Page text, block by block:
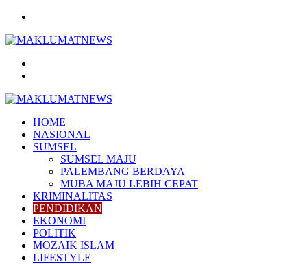
HOME
NASIONAL
SUMSEL
SUMSEL MAJU
PALEMBANG BERDAYA
MUBA MAJU LEBIH CEPAT
KRIMINALITAS
PENDIDIKAN
EKONOMI
POLITIK
MOZAIK ISLAM
LIFESTYLE